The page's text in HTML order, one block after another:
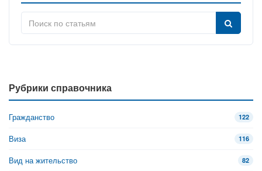
Рубрики справочника
Гражданство 122
Виза 116
Вид на жительство 82